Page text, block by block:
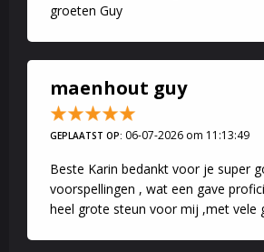
groeten Guy
maenhout guy
GEPLAATST OP: 06-07-2026 om 11:13:49
Beste Karin bedankt voor je super
voorspellingen , wat een gave
heel grote steun voor mij ,met vele